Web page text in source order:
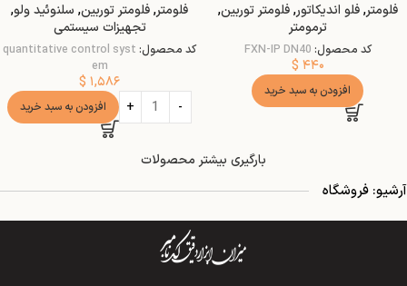
فلومتر,فلو اندیکاتور,فلومتر توربین,
ترمومتر
کد محصول: FXN-IP DN40
$ ۴۴۰
افزودن به سبد خرید
فلومتر,فلومتر توربین, سلنوئید ولو,
تجهیزات سیستمی
کد محصول: quantitative control syst
em
$ ۱,۵۸۶
افزودن به سبد خرید
بارگیری بیشتر محصولات
آرشیو: فروشگاه